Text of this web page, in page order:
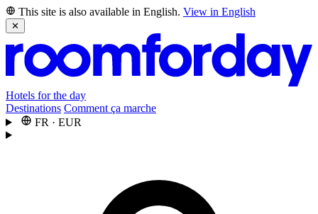
This site is also available in English. View in English
✕
Hotels for the day
Destinations Comment ça marche
FR · EUR